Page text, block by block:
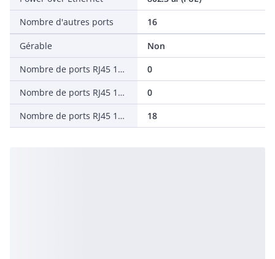
Nombre d'autres ports
16
Gérable
Non
Nombre de ports RJ45 10/100/1000 Mbit/s
0
Nombre de ports RJ45 10/100 Mbit/s
0
Nombre de ports RJ45 1000 Mbit/s
18